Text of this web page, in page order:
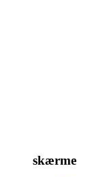
skærme